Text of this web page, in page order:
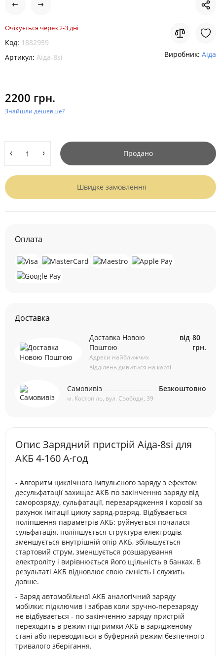
Очікується через 2-3 дні
Код: 1882959
Артикул: Аіда-8si Виробник: Аіда
2200 грн.
Знайшли дешевше?
Продано
Швидке замовлення
Оплата
Доставка
Доставка Новою
Поштою
Адреси найближчих
відділень дивитися на карті
від 80
грн.
Самовивіз
м. Костопіль, вул. Свободи, 39
Безкоштовно
Опис Зарядний пристрій Аіда-8si для
АКБ 4-160 А·год
- Алгоритм циклічного імпульсного заряду з ефектом
десульфатації захищає АКБ по закінченню заряду від
саморозряду, сульфатації, перезарядження і корозії за
рахунок імітації циклу заряд-розряд. Відбувається
поліпшення параметрів АКБ: руйнується почалася
сульфатація, поліпшується структура електродів,
зменшується внутрішній опір АКБ, збільшується
стартовий струм, зменшується розшарування
електроліту і вирівнюється його щільність в банках. В
результаті АКБ відновлює свою ємність і служить
довше.
- Заряд автомобільної АКБ аналогічний заряду
мобілки: підключив і забрав коли зручно-перезаряду
не відбувається - по закінченню заряду пристрій
переходить в режим підтримки АКБ в зарядженому
стані або переводиться в буферний режим безпечного
тривалого зберігання.